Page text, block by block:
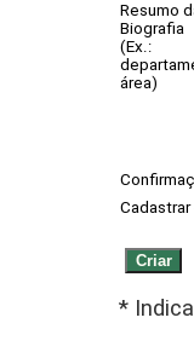
Resumo
Biografia
(Ex.:
área)
*